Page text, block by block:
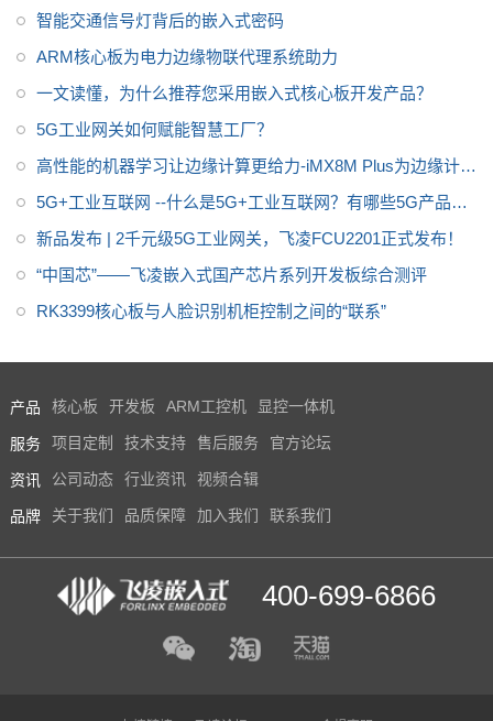
智能交通信号灯背后的嵌入式密码
ARM核心板为电力边缘物联代理系统助力
一文读懂，为什么推荐您采用嵌入式核心板开发产品？
5G工业网关如何赋能智慧工厂？
高性能的机器学习让边缘计算更给力-iMX8M Plus为边缘计算
赋能
5G+工业互联网 --什么是5G+工业互联网？有哪些5G产品可
推荐？
新品发布 | 2千元级5G工业网关，飞凌FCU2201正式发布！
“中国芯”——飞凌嵌入式国产芯片系列开发板综合测评
RK3399核心板与人脸识别机柜控制之间的“联系”
产品 核心板 开发板 ARM工控机 显控一体机
服务 项目定制 技术支持 售后服务 官方论坛
资讯 公司动态 行业资讯 视频合辑
品牌 关于我们 品质保障 加入我们 联系我们
400-699-6866